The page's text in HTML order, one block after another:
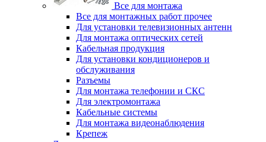
Все для монтажа
Все для монтажных работ прочее
Для установки телевизионных антенн
Для монтажа оптических сетей
Кабельная продукция
Для установки кондиционеров и
обслуживания
Разъемы
Для монтажа телефонии и СКС
Для электромонтажа
Кабельные системы
Для монтажа видеонаблюдения
Крепеж